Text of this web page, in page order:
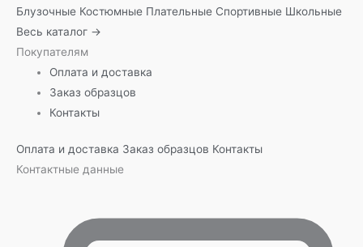
Блузочные Костюмные Плательные Спортивные Школьные
Весь каталог →
Покупателям
Оплата и доставка
Заказ образцов
Контакты
Оплата и доставка Заказ образцов Контакты
Контактные данные